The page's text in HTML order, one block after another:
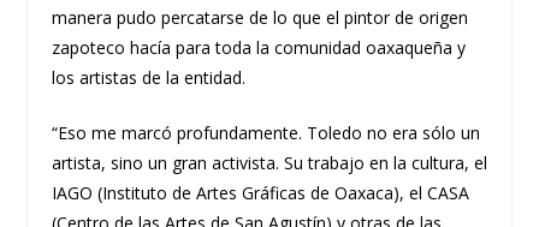
manera pudo percatarse de lo que el pintor de origen
zapoteco hacía para toda la comunidad oaxaqueña y
los artistas de la entidad.
“Eso me marcó profundamente. Toledo no era sólo un
artista, sino un gran activista. Su trabajo en la cultura, el
IAGO (Instituto de Artes Gráficas de Oaxaca), el CASA
(Centro de las Artes de San Agustín) y otras de las